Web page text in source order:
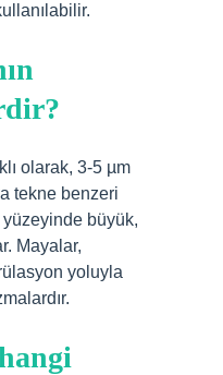
olarak, 3-5 µm
tekne benzeri
büyük,
Mayalar,
yoluyla